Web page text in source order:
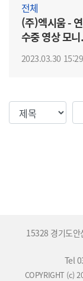
전체
(주)엑시움 -
수중 영상 모
2023.03.30 15:29
검색조건 검
15328 경기도안
Tel
COPYRIGHT (c)